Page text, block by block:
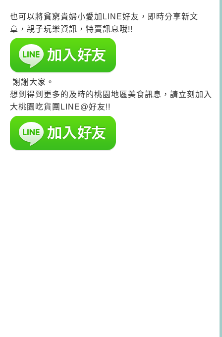
也可以將貧窮貴婦小愛加LINE好友，即時分享新文
章，親子玩樂資訊，特賣訊息哦!!
謝謝大家。
想到得到更多的及時的桃園地區美食訊息，請立刻加入
大桃園吃貨團LINE@好友!!